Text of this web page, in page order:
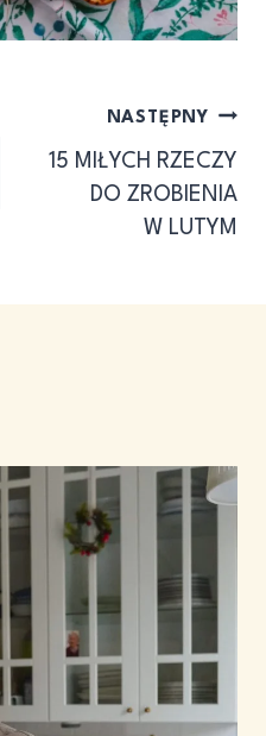
NASTĘPNY
15 MIŁYCH RZECZY
DO ZROBIENIA
W LUTYM